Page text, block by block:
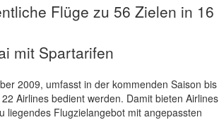
Flüge zu 56 Zielen in 16
mit Spartarifen
2009, umfasst in der kommenden Saison bis
Airlines bedient werden. Damit bieten Airlines
liegendes Flugzielangebot mit angepassten